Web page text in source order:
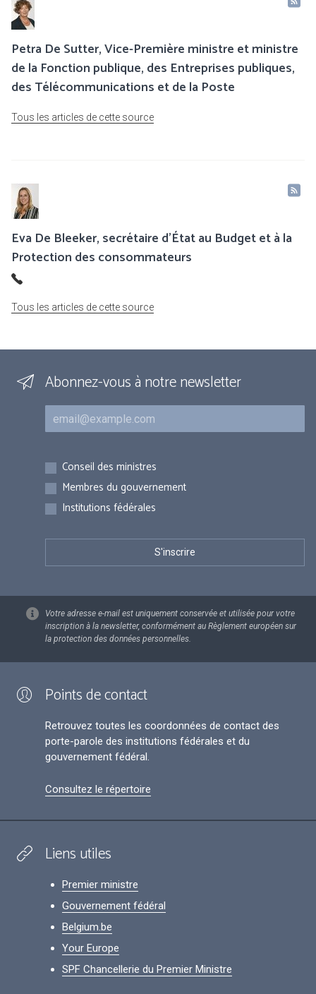
Petra De Sutter, Vice-Première ministre et ministre
de la Fonction publique, des Entreprises publiques,
des Télécommunications et de la Poste
Tous les articles de cette source
Eva De Bleeker, secrétaire d’État au Budget et à la
Protection des consommateurs
Tous les articles de cette source
Abonnez-vous à notre newsletter
Courriel
Inscriptions
Conseil des ministres
Membres du gouvernement
Institutions fédérales
Votre adresse e-mail est uniquement conservée et utilisée pour votre
inscription à la newsletter, conformément au Règlement européen sur
la protection des données personnelles.
Points de contact
Retrouvez toutes les coordonnées de contact des
porte-parole des institutions fédérales et du
gouvernement fédéral.
Consultez le répertoire
Liens utiles
Premier ministre
Gouvernement fédéral
Belgium.be
Your Europe
SPF Chancellerie du Premier Ministre